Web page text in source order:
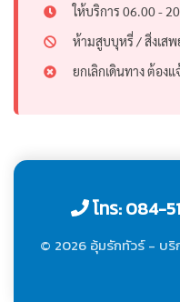
ให้บริการ 06.00 -
ห้ามสูบบุหรี่ / สิ่งเส
ยกเลิกเดินทาง ต้อง
โทร: 084-
© 2026 อุ้มรักทัวร์ - บริ